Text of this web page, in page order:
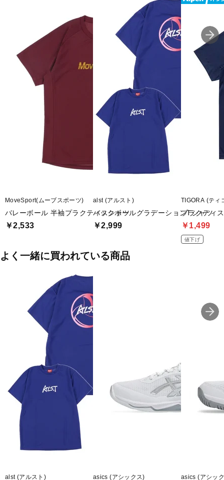
■メーカー型番：2053A246
MoveSport(ムーブスポーツ)
バレーボール 半袖プラクティスシャツ
￥2,533
alst (アルスト)
バックボールグラデーションTシャツ
￥2,999
TIGORA (ティ
プラクティ
￥1,499
値下げ
よく一緒に買われている商品
alst (アルスト) asics (アシックス) asics (アシッ